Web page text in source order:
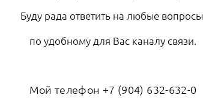
Буду рада ответить на любые вопросы
по удобному для Вас каналу связи.
Мой телефон +7 (904) 632-632-0